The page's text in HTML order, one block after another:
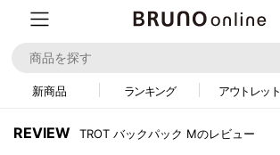
新商品 ランキング アウトレット
REVIEW TROT バックパック Mのレビュー